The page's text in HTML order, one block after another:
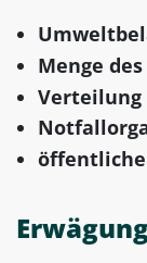
Menge
Verteilung